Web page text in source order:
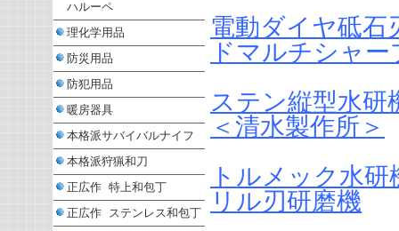
ハルーペ
理化学用品
防災用品
防犯用品
暖房器具
本格派サバイバルナイフ
本格派狩猟和刀
正広作 特上和包丁
正広作 ステンレス和包丁
電動ダイヤ砥石
ドマルチシャ
ステン縦型水研
＜清水製作所＞
トルメック水研
リル刃研磨機